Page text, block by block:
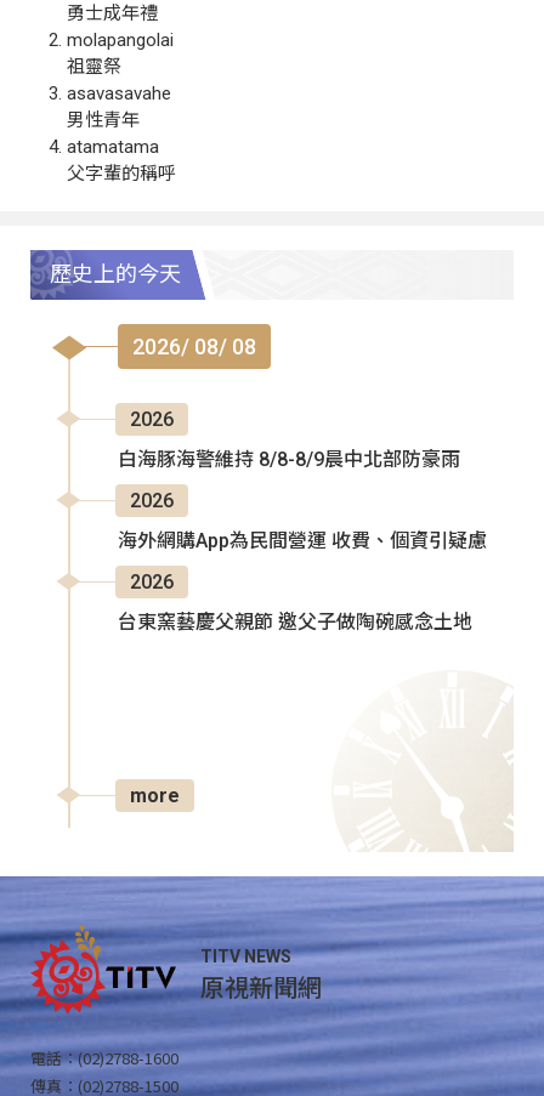
勇士成年禮
molapangolai
祖靈祭
asavasavahe
男性青年
atamatama
父字輩的稱呼
歷史上的今天
2026/ 08/ 08
2026
白海豚海警維持 8/8-8/9晨中北部防豪雨
2026
海外網購App為民間營運 收費、個資引疑慮
2026
台東窯藝慶父親節 邀父子做陶碗感念土地
more
TITV NEWS
原視新聞網
電話：(02)2788-1600
傳真：(02)2788-1500